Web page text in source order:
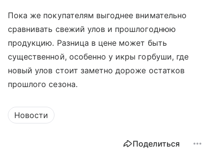
Пока же покупателям выгоднее внимательно
сравнивать свежий улов и прошлогоднюю
продукцию. Разница в цене может быть
существенной, особенно у икры горбуши, где
новый улов стоит заметно дороже остатков
прошлого сезона.
Новости
Поделиться